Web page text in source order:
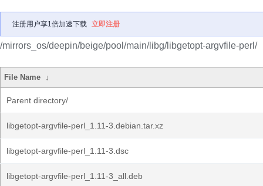
注册用户享1倍加速下载 立即注册
/mirrors_os/deepin/beige/pool/main/libg/libgetopt-argvfile-perl/
File Name ↓
Parent directory/
libgetopt-argvfile-perl_1.11-3.debian.tar.xz
libgetopt-argvfile-perl_1.11-3.dsc
libgetopt-argvfile-perl_1.11-3_all.deb